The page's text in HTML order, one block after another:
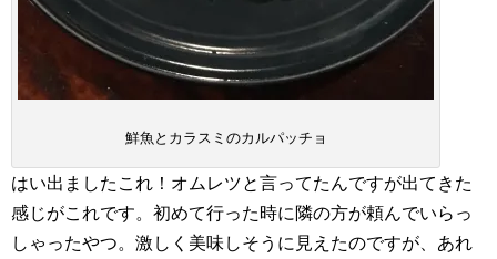
鮮魚とカラスミのカルパッチョ
はい出ましたこれ！オムレツと言ってたんですが出てきた
感じがこれです。初めて行った時に隣の方が頼んでいらっ
しゃったやつ。激しく美味しそうに見えたのですが、あれ